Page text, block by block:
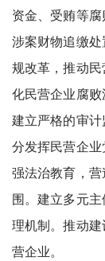
资金、受贿等
涉案财物追缴
规改革，推动
化民营企业腐
建立严格的审
分发挥民营企
强法治教育，
围。建立多元
理机制。推动
营企业。